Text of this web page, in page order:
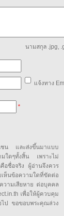
นามสกุล .jpg,
แจ้งทาง
*
ชน และส่งขึ้นมาแบบ
ใดๆทั้งสิ้น เพราะไม่
อชื่อจริง ผู้อ่านจึงควร
นข้อความใดที่ขัดต่อ
วามเสียหาย ต่อบุคคล
เพื่อให้ผู้ควบคุม
ไป ขอขอบพระคุณล่วง